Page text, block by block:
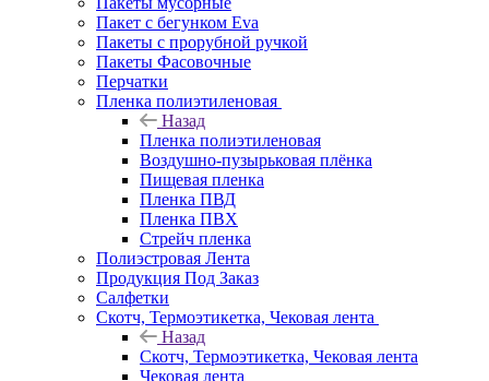
Пакет с бегунком Eva
Пакеты с прорубной ручкой
Пакеты Фасовочные
Перчатки
Пленка полиэтиленовая
Назад
Пленка полиэтиленовая
Воздушно-пузырьковая плёнка
Пищевая пленка
Пленка ПВД
Пленка ПВХ
Стрейч пленка
Полиэстровая Лента
Продукция Под Заказ
Салфетки
Скотч, Термоэтикетка, Чековая лента
Назад
Скотч, Термоэтикетка, Чековая лента
Чековая лента